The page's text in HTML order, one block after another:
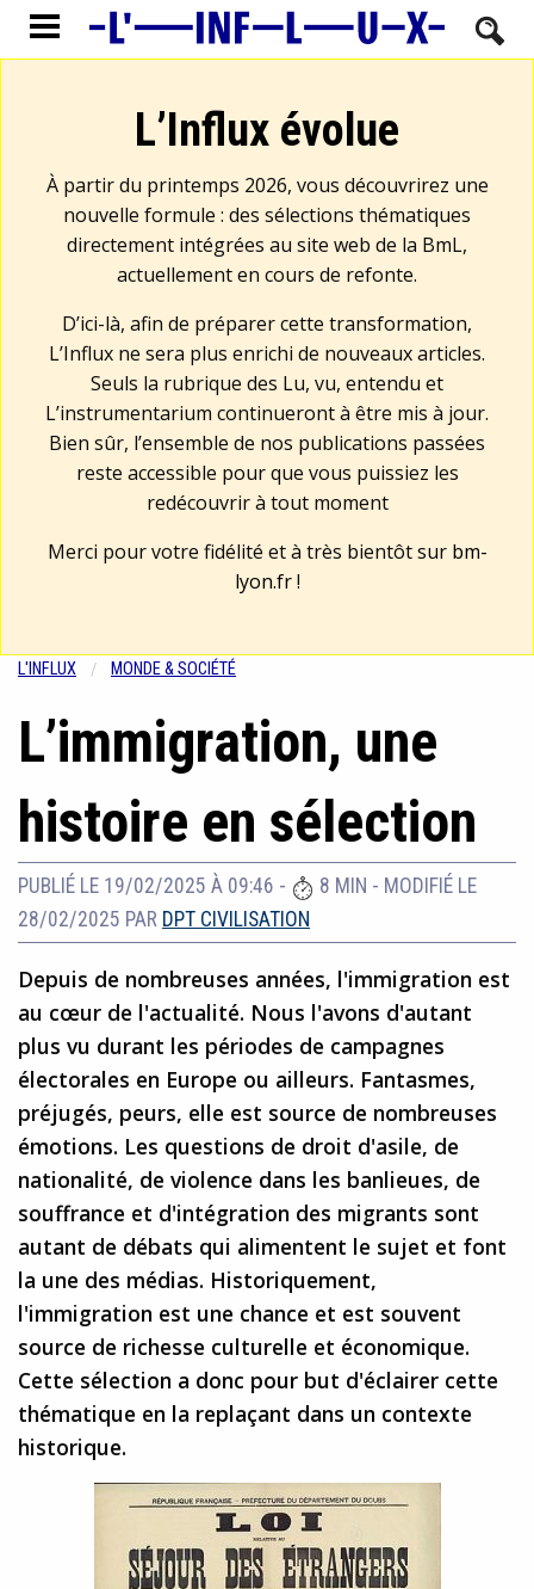
L’Influx évolue
À partir du printemps 2026, vous découvrirez une
nouvelle formule : des sélections thématiques
directement intégrées au site web de la BmL,
actuellement en cours de refonte.
D’ici-là, afin de préparer cette transformation,
L’Influx ne sera plus enrichi de nouveaux articles.
Seuls la rubrique des Lu, vu, entendu et
L’instrumentarium continueront à être mis à jour.
Bien sûr, l’ensemble de nos publications passées
reste accessible pour que vous puissiez les
redécouvrir à tout moment
Merci pour votre fidélité et à très bientôt sur bm-
lyon.fr!
L'INFLUX MONDE & SOCIÉTÉ
L’immigration, une
histoire en sélection
PUBLIÉ LE 19/02/2025 À 09:46 - 8 MIN - MODIFIÉ LE
28/02/2025 PAR DPT CIVILISATION
Depuis de nombreuses années, l'immigration est
au cœur de l'actualité. Nous l'avons d'autant
plus vu durant les périodes de campagnes
électorales en Europe ou ailleurs. Fantasmes,
préjugés, peurs, elle est source de nombreuses
émotions. Les questions de droit d'asile, de
nationalité, de violence dans les banlieues, de
souffrance et d'intégration des migrants sont
autant de débats qui alimentent le sujet et font
la une des médias. Historiquement,
l'immigration est une chance et est souvent
source de richesse culturelle et économique.
Cette sélection a donc pour but d'éclairer cette
thématique en la replaçant dans un contexte
historique.